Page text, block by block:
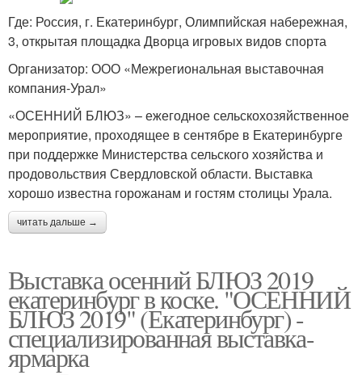
Где: Россия, г. Екатеринбург, Олимпийская набережная,
3, открытая площадка Дворца игровых видов спорта
Организатор: ООО «Межрегиональная выставочная
компания-Урал»
«ОСЕННИЙ БЛЮЗ» – ежегодное сельскохозяйственное
мероприятие, проходящее в сентябре в Екатеринбурге
при поддержке Министерства сельского хозяйства и
продовольствия Свердловской области. Выставка
хорошо известна горожанам и гостям столицы Урала.
читать дальше →
Выставка осенний БЛЮЗ 2019
екатеринбург в коске. "ОСЕННИЙ
БЛЮЗ 2019" (Екатеринбург) -
специализированная выставка-
ярмарка